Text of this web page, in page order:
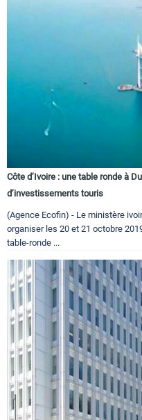
Côte d’Ivoire : une table ronde à
d’investissements touris
(Agence Ecofin) - Le ministère
organiser les 20 et 21 octobre
table-ronde ...